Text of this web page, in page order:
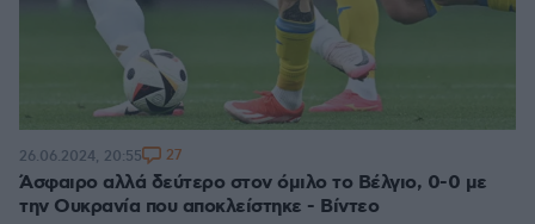
Άσφαιρο αλλά δεύτερο στον όμιλο το Βέλγιο, 0-0 με
την Ουκρανία που αποκλείστηκε - Βίντεο
26.06.2024, 20:55 27